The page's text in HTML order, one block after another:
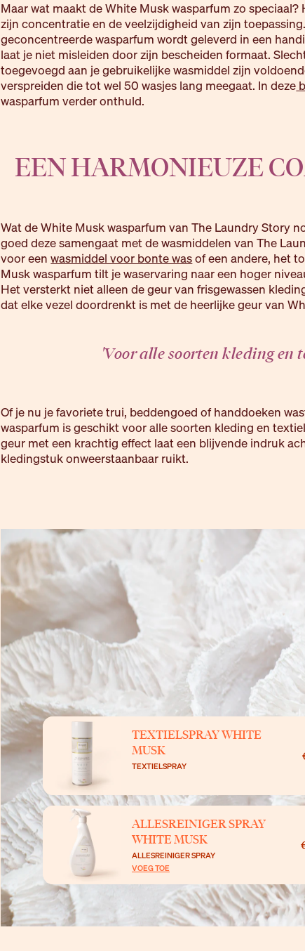
Maar wat maakt de White Musk wasparfum zo
zijn concentratie en de veelzijdigheid van zijn
geconcentreerde wasparfum wordt geleverd in een
laat je niet misleiden door zijn bescheiden formaat.
toegevoegd aan je gebruikelijke wasmiddel zijn
verspreiden die tot wel 50 wasjes lang meegaat. In deze
wasparfum verder onthuld.
EEN HARMONIEUZE
Wat de White Musk wasparfum van The Laundry Story
goed deze samengaat met de wasmiddelen van The
voor eenwasmiddel voor bonte wasof een andere, het
Musk wasparfum tilt je waservaring naar een hoger
Het versterkt niet alleen de geur van frisgewassen
dat elke vezel doordrenkt is met de heerlijke geur van
'Voor alle soorten kleding en
Of je nu je favoriete trui, beddengoed of handdoeken
wasparfum is geschikt voor alle soorten kleding en
geur met een krachtig effect laat een blijvende indruk
kledingstuk onweerstaanbaar ruikt.
TEXTIELSPRAY WHITE
MUSK
TEXTIELSPRAY
ALLESREINIGER SPRAY
WHITE MUSK
ALLESREINIGER SPRAY
VOEG TOE